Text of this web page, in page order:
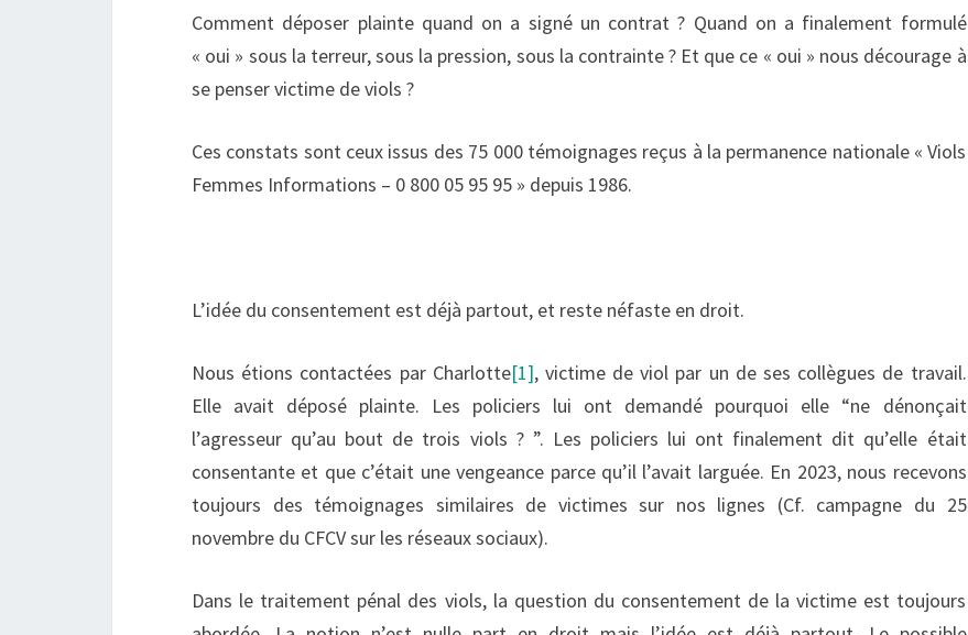
Comment déposer plainte quand on a signé un contrat ? Quand on a finalement formulé
« oui » sous la terreur, sous la pression, sous la contrainte ? Et que ce « oui » nous décourage à
se penser victime de viols ?
Ces constats sont ceux issus des 75 000 témoignages reçus à la permanence nationale « Viols
Femmes Informations – 0 800 05 95 95 » depuis 1986.
L’idée du consentement est déjà partout, et reste néfaste en droit.
Nous étions contactées par Charlotte[1], victime de viol par un de ses collègues de travail.
Elle avait déposé plainte. Les policiers lui ont demandé pourquoi elle “ne dénonçait
l’agresseur qu’au bout de trois viols ? ”. Les policiers lui ont finalement dit qu’elle était
consentante et que c’était une vengeance parce qu’il l’avait larguée. En 2023, nous recevons
toujours des témoignages similaires de victimes sur nos lignes (Cf. campagne du 25
novembre du CFCV sur les réseaux sociaux).
Dans le traitement pénal des viols, la question du consentement de la victime est toujours